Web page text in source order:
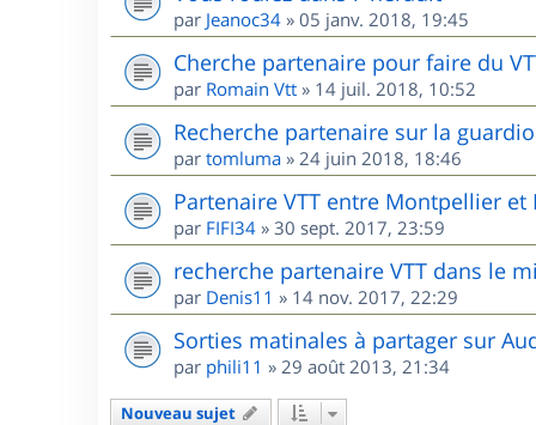
par Jeanoc34 » 05 janv. 2018, 19:45
Cherche partenaire pour faire du
par Romain Vtt » 14 juil. 2018, 10:52
Recherche partenaire sur la
par tomluma » 24 juin 2018, 18:46
Partenaire VTT entre Montpellier et
par FIFI34 » 30 sept. 2017, 23:59
recherche partenaire VTT dans le
par Denis11 » 14 nov. 2017, 22:29
Sorties matinales à partager sur
par phili11 » 29 août 2013, 21:34
Nouveau sujet